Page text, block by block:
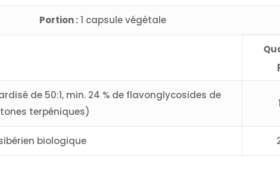
Portion :1 capsule végétale
de 50:1, min. 24 % de flavonglycosides de
terpéniques)
biologique